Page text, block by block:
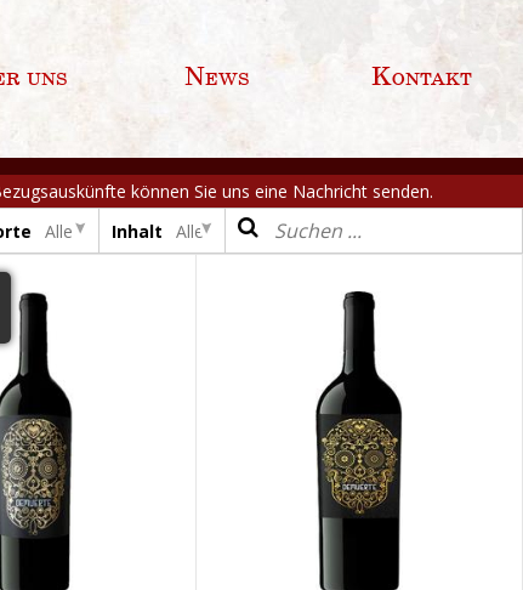
uns News Kontakt
können Sie uns eine Nachricht senden.
Alle Inhalt Alle